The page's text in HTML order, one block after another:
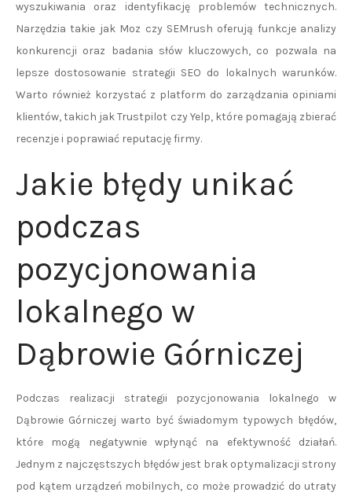
wyszukiwania oraz identyfikację problemów technicznych.
Narzędzia takie jak Moz czy SEMrush oferują funkcje analizy
konkurencji oraz badania słów kluczowych, co pozwala na
lepsze dostosowanie strategii SEO do lokalnych warunków.
Warto również korzystać z platform do zarządzania opiniami
klientów, takich jak Trustpilot czy Yelp, które pomagają zbierać
recenzje i poprawiać reputację firmy.
Jakie błędy unikać
podczas
pozycjonowania
lokalnego w
Dąbrowie Górniczej
Podczas realizacji strategii pozycjonowania lokalnego w
Dąbrowie Górniczej warto być świadomym typowych błędów,
które mogą negatywnie wpłynąć na efektywność działań.
Jednym z najczęstszych błędów jest brak optymalizacji strony
pod kątem urządzeń mobilnych, co może prowadzić do utraty